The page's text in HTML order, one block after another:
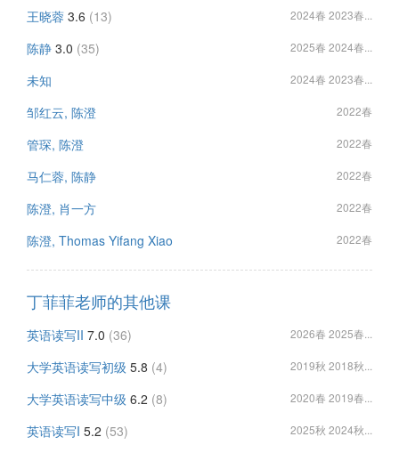
王晓蓉 3.6 (13) 2024春 2023春...
陈静 3.0 (35) 2025春 2024春...
未知 2024春 2023春...
邹红云, 陈澄 2022春
管琛, 陈澄 2022春
马仁蓉, 陈静 2022春
陈澄, 肖一方 2022春
陈澄, Thomas Yifang Xiao 2022春
丁菲菲老师的其他课
英语读写II 7.0 (36) 2026春 2025春...
大学英语读写初级 5.8 (4) 2019秋 2018秋...
大学英语读写中级 6.2 (8) 2020春 2019春...
英语读写I 5.2 (53) 2025秋 2024秋...